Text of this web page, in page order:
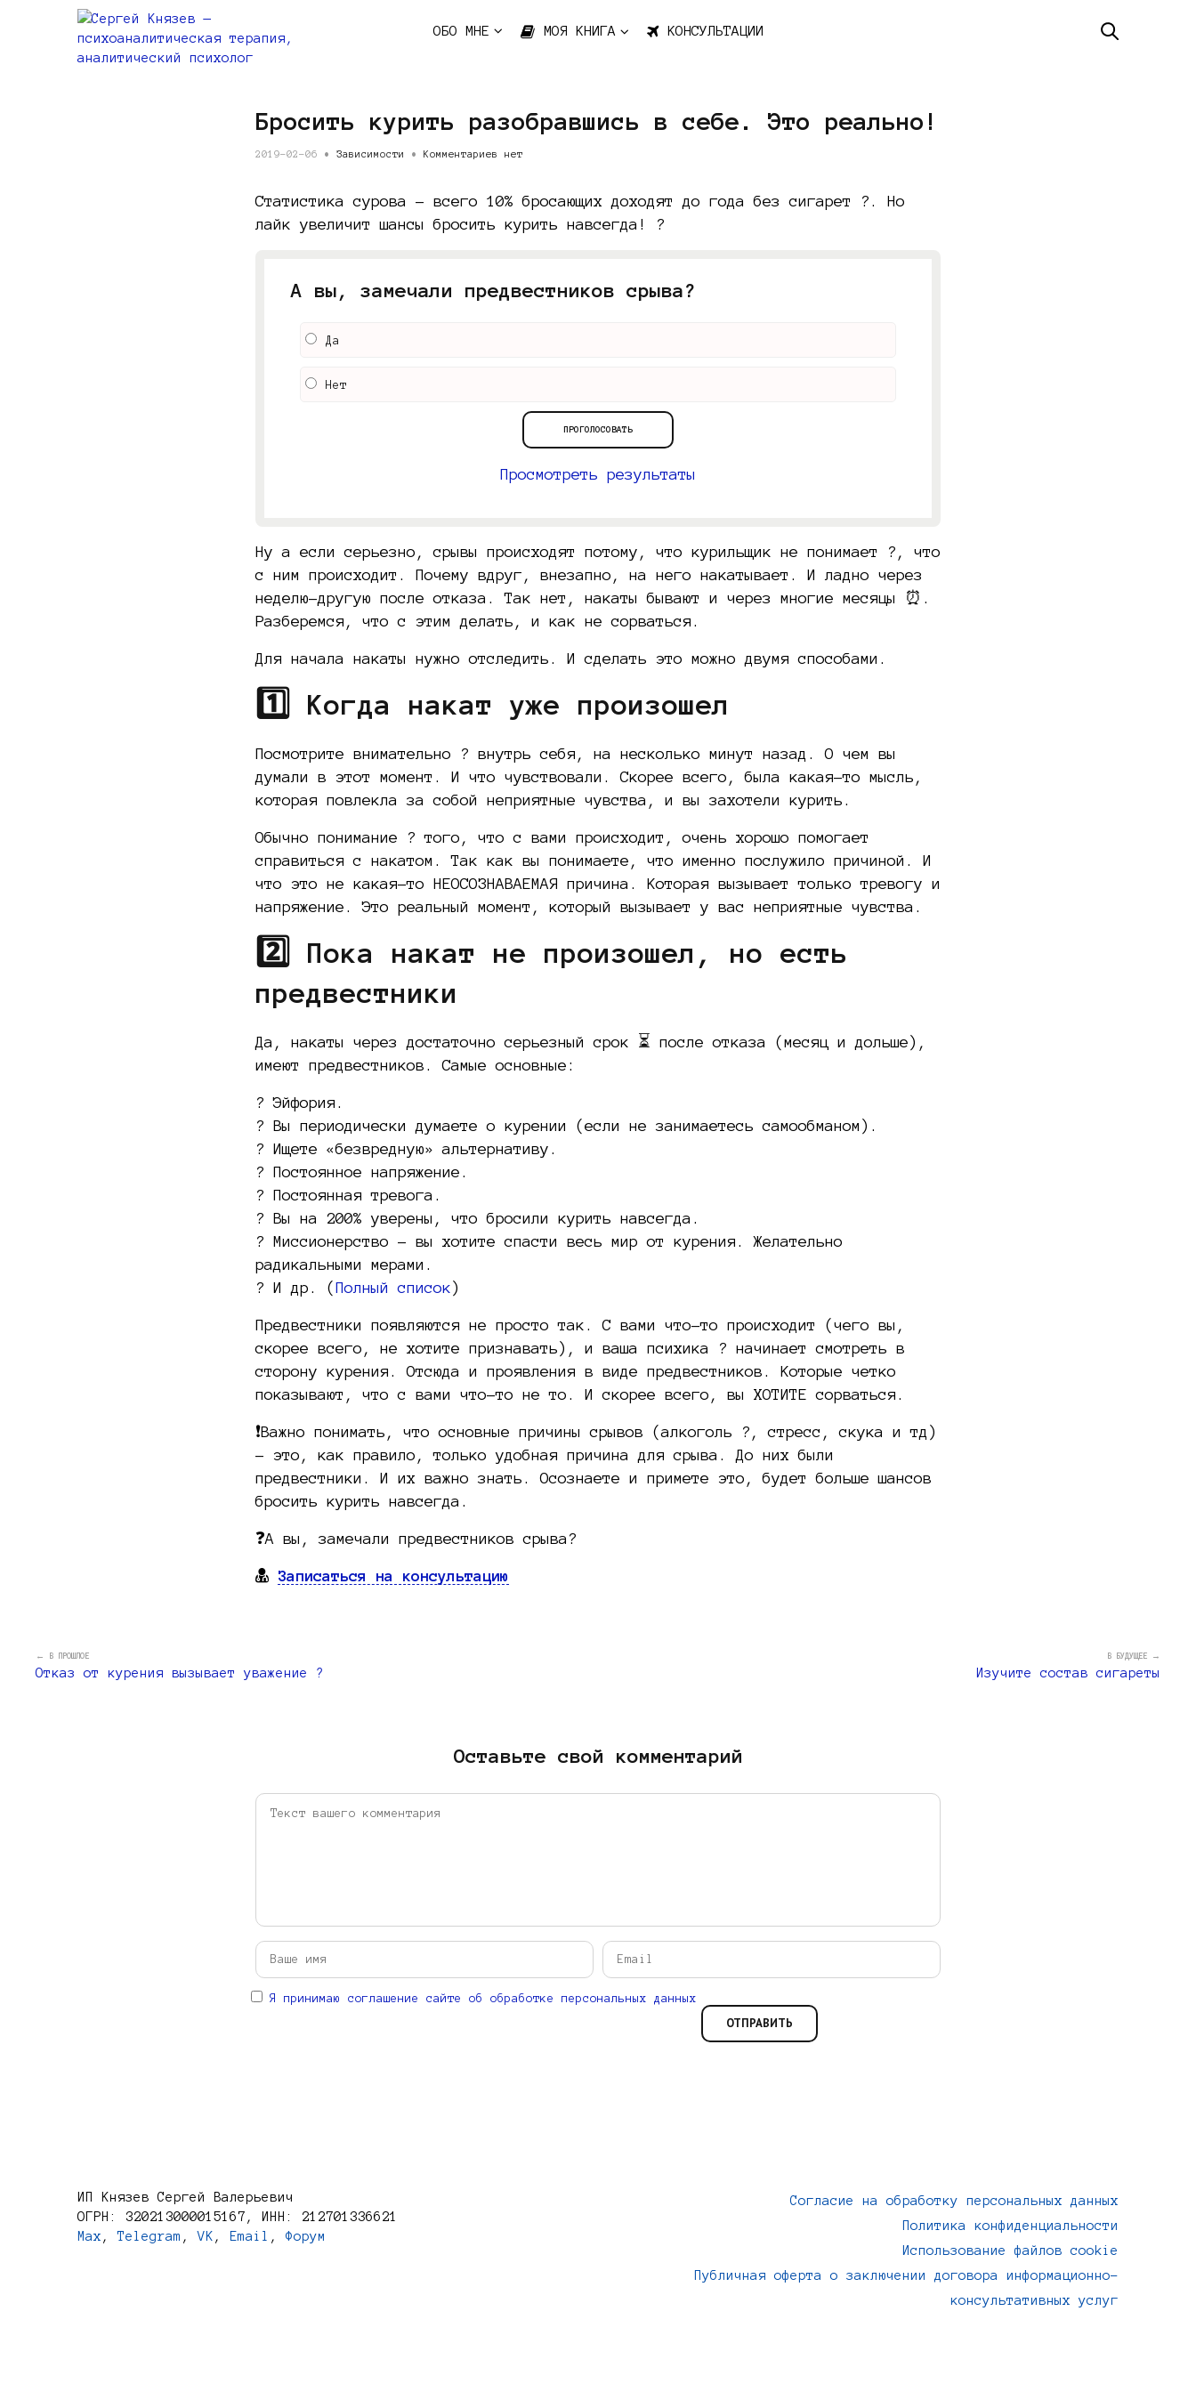
ОБО МНЕ МОЯ КНИГА КОНСУЛЬТАЦИИ
Бросить курить разобравшись в себе. Это реально!
2019-02-06 • Зависимости • Комментариев нет
Статистика сурова – всего 10% бросающих доходят до года без сигарет ?. Но
лайк увеличит шансы бросить курить навсегда! ?
А вы, замечали предвестников срыва?
Да
Нет
Просмотреть результаты
Ну а если серьезно, срывы происходят потому, что курильщик не понимает ?, что
с ним происходит. Почему вдруг, внезапно, на него накатывает. И ладно через
неделю-другую после отказа. Так нет, накаты бывают и через многие месяцы ⏰.
Разберемся, что с этим делать, и как не сорваться.
Для начала накаты нужно отследить. И сделать это можно двумя способами.
1️⃣ Когда накат уже произошел
Посмотрите внимательно ? внутрь себя, на несколько минут назад. О чем вы
думали в этот момент. И что чувствовали. Скорее всего, была какая-то мысль,
которая повлекла за собой неприятные чувства, и вы захотели курить.
Обычно понимание ? того, что с вами происходит, очень хорошо помогает
справиться с накатом. Так как вы понимаете, что именно послужило причиной. И
что это не какая-то НЕОСОЗНАВАЕМАЯ причина. Которая вызывает только тревогу и
напряжение. Это реальный момент, который вызывает у вас неприятные чувства.
2️⃣ Пока накат не произошел, но есть
предвестники
Да, накаты через достаточно серьезный срок ⏳ после отказа (месяц и дольше),
имеют предвестников. Самые основные:
? Эйфория.
? Вы периодически думаете о курении (если не занимаетесь самообманом).
? Ищете «безвредную» альтернативу.
? Постоянное напряжение.
? Постоянная тревога.
? Вы на 200% уверены, что бросили курить навсегда.
? Миссионерство – вы хотите спасти весь мир от курения. Желательно
радикальными мерами.
? И др. (Полный список)
Предвестники появляются не просто так. С вами что-то происходит (чего вы,
скорее всего, не хотите признавать), и ваша психика ? начинает смотреть в
сторону курения. Отсюда и проявления в виде предвестников. Которые четко
показывают, что с вами что-то не то. И скорее всего, вы ХОТИТЕ сорваться.
❗️Важно понимать, что основные причины срывов (алкоголь ?, стресс, скука и тд)
– это, как правило, только удобная причина для срыва. До них были
предвестники. И их важно знать. Осознаете и примете это, будет больше шансов
бросить курить навсегда.
❓А вы, замечали предвестников срыва?
Записаться на консультацию
← В ПРОШЛОЕ
Отказ от курения вызывает уважение ?
В БУДУЩЕЕ →
Изучите состав сигареты
Оставьте свой комментарий
Я принимаю соглашение сайте об обработке персональных данных
ИП Князев Сергей Валерьевич
ОГРН: 320213000015167, ИНН: 212701336621
Max ,Telegram ,VK , Email , Форум
Согласие на обработку персональных данных
Политика конфиденциальности
Использование файлов cookie
Публичная оферта о заключении договора информационно-
консультативных услуг